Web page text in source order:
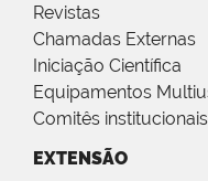
Revistas
Chamadas Externas
Iniciação Científica
Equipamentos
Comitês
EXTENSÃO